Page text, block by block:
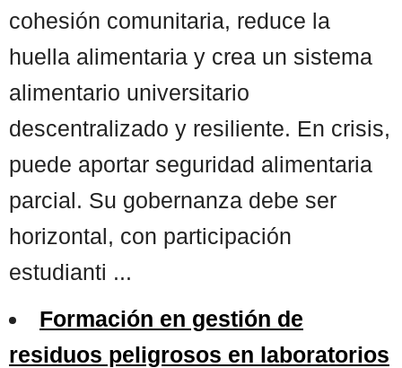
cohesión comunitaria, reduce la
huella alimentaria y crea un sistema
alimentario universitario
descentralizado y resiliente. En crisis,
puede aportar seguridad alimentaria
parcial. Su gobernanza debe ser
horizontal, con participación
estudianti ...
Formación en gestión de
residuos peligrosos en laboratorios